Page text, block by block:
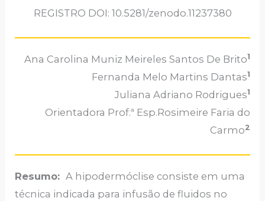
REGISTRO DOI: 10.5281/zenodo.11237380
Ana Carolina Muniz Meireles Santos De Brito1
Fernanda Melo Martins Dantas1
Juliana Adriano Rodrigues1
Orientadora Prof.ª Esp.Rosimeire Faria do
Carmo2
Resumo:A hipodermóclise consiste em uma
técnica indicada para infusão de fluidos no